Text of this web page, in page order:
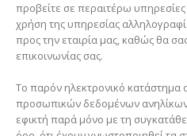
προβείτε σε περαιτέρω
χρήση της υπηρεσίας
προς την εταιρία μας, καθώς θα
επικοινωνίας σας.
Το παρόν ηλεκτρονικό κατάστημα
προσωπικών δεδομένων
εφικτή παρά μόνο με τη